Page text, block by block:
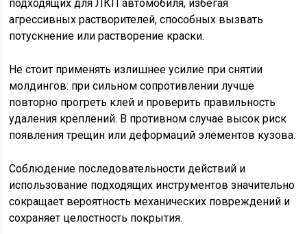
подходящих для ЛКП автомобиля, избегая
агрессивных растворителей, способных вызвать
потускнение или растворение краски.
Не стоит применять излишнее усилие при снятии
молдингов: при сильном сопротивлении лучше
повторно прогреть клей и проверить правильность
удаления креплений. В противном случае высок риск
появления трещин или деформаций элементов кузова.
Соблюдение последовательности действий и
использование подходящих инструментов значительно
сокращает вероятность механических повреждений и
сохраняет целостность покрытия.